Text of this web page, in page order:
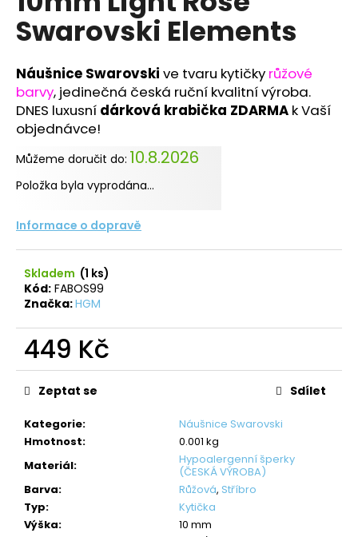
5
hvězdiček.
Swarovski Elements
Náušnice Swarovski ve tvaru kytičky růžové
barvy, jedinečná česká ruční kvalitní výroba.
DNES luxusní dárková krabička ZDARMA k Vaší
objednávce!
Můžeme doručit do: 10.8.2026
Položka byla vyprodána…
Informace o dopravě
Skladem (1 ks)
Kód: FABOS99
Značka:HGM
449 Kč
Měrná
cena:
Kategorie:
Náušnice Swarovski
Hmotnost:
0.001 kg
Materiál:
Hypoalergenní šperky
(ČESKÁ VÝROBA)
Barva: Růžová, Stříbro
Typ:
Kytička
Výška:
10 mm
Zeptat se Sdílet
u
j
m
e
NÁHRDELNÍK
KOLEČKO
A
HRUŠKY
MONTANA
999